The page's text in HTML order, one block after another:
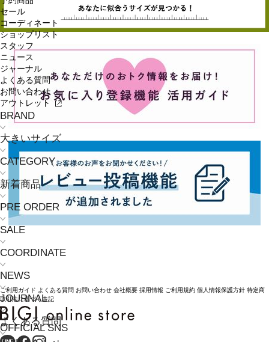
セール
コーディネート
ショップリスト
スタッフ
ニュース
ジャーナル
よくある質問
お問い合わせ
アウトレット
BRAND
大きいサイズ
CATEGORY
新着商品
PRE ORDER
SALE
COORDINATE
NEWS
JOURNAL
よくある質問
ご利用ガイド よくある質問 お問い合わせ 会社概要 採用情報 ご利用規約 個人情報保護方針 特定商
取引法に基づく表記
OFFICIAL SNS